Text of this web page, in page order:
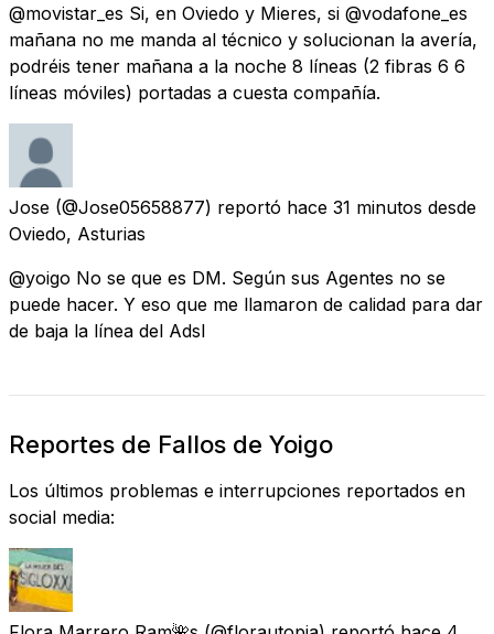
@movistar_es Si, en Oviedo y Mieres, si @vodafone_es
mañana no me manda al técnico y solucionan la avería,
podréis tener mañana a la noche 8 líneas (2 fibras 6 6
líneas móviles) portadas a cuesta compañía.
Jose (@Jose05658877) reportó hace 31 minutos desde
Oviedo, Asturias
@yoigo No se que es DM. Según sus Agentes no se
puede hacer. Y eso que me llamaron de calidad para dar
de baja la línea del Adsl
Reportes de Fallos de Yoigo
Los últimos problemas e interrupciones reportados en
social media: